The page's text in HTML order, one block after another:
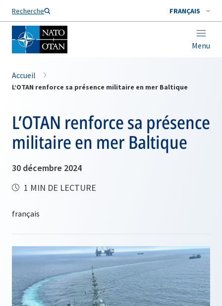
Recherche FRANÇAIS
Menu
Nom de famille*
Accueil
L’OTAN renforce sa présence militaire en mer Baltique
L’OTAN renforce sa présence
militaire en mer Baltique
30 décembre 2024
1 MIN DE LECTURE